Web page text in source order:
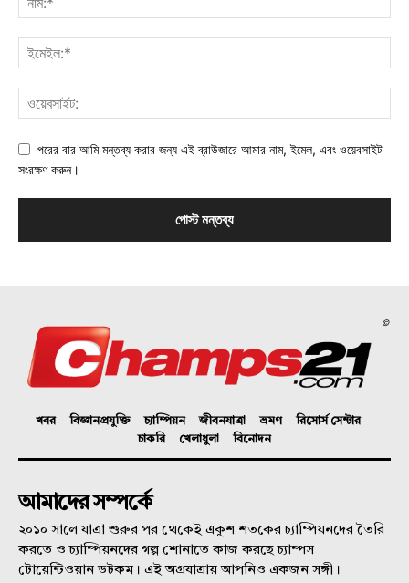
পরের বার আমি মন্তব্য করার জন্য এই ব্রাউজারে আমার নাম, ইমেল, এবং ওয়েবসাইট
সংরক্ষণ করুন।
©
খবর বিজ্ঞানপ্রযুক্তি চ্যাম্পিয়ন জীবনযাত্রা ভ্রমণ
রিসোর্স সেন্টার
চাকরি
খেলাধুলা বিনোদন
আমাদের সম্পর্কে
২০১০ সালে যাত্রা শুরুর পর থেকেই একুশ শতকের চ্যাম্পিয়নদের তৈরি
করতে ও চ্যাম্পিয়নদের গল্প শোনাতে কাজ করছে চ্যাম্পস
টোয়েন্টিওয়ান ডটকম। এই অগ্রযাত্রায় আপনিও একজন সঙ্গী।